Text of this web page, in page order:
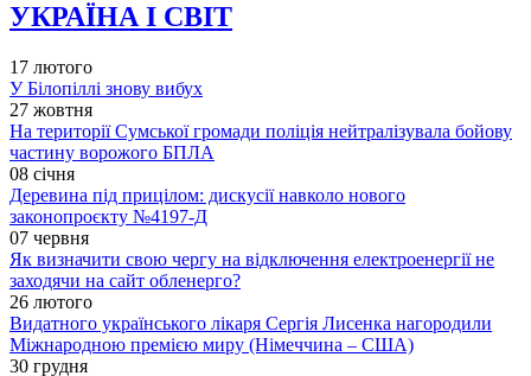
УКРАЇНА І СВІТ
17 лютого
У Білопіллі знову вибух
27 жовтня
На території Сумської громади поліція нейтралізувала бойову
частину ворожого БПЛА
08 січня
Деревина під прицілом: дискусії навколо нового
законопроєкту №4197-Д
07 червня
Як визначити свою чергу на відключення електроенергії не
заходячи на сайт обленерго?
26 лютого
Видатного українського лікаря Сергія Лисенка нагородили
Міжнародною премією миру (Німеччина – США)
30 грудня